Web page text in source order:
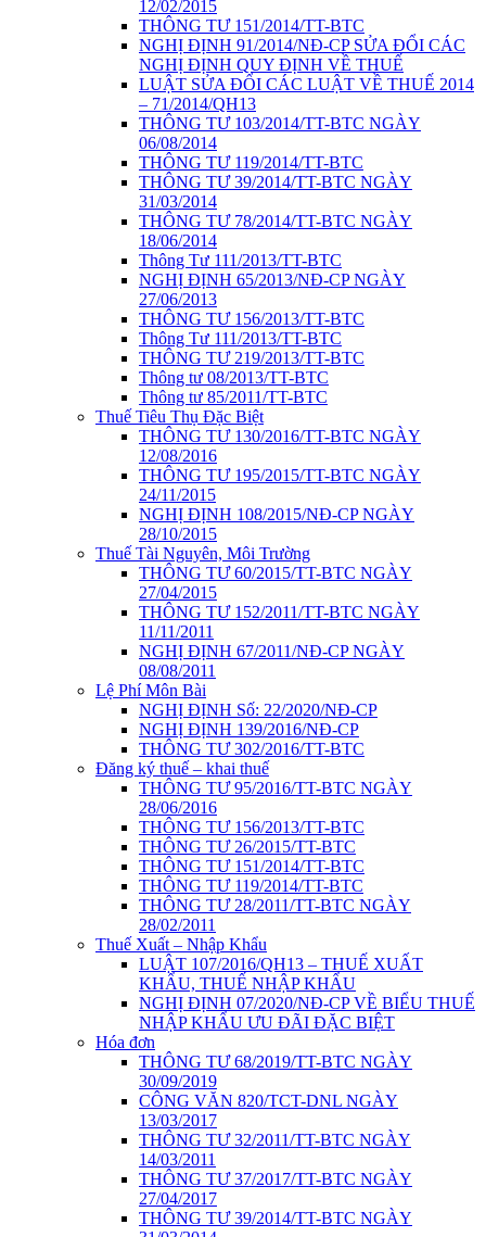
12/02/2015
THÔNG TƯ 151/2014/TT-BTC
NGHỊ ĐỊNH 91/2014/NĐ-CP SỬA ĐỔI CÁC
NGHỊ ĐỊNH QUY ĐỊNH VỀ THUẾ
LUẬT SỬA ĐỔI CÁC LUẬT VỀ THUẾ 2014
– 71/2014/QH13
THÔNG TƯ 103/2014/TT-BTC NGÀY
06/08/2014
THÔNG TƯ 119/2014/TT-BTC
THÔNG TƯ 39/2014/TT-BTC NGÀY
31/03/2014
THÔNG TƯ 78/2014/TT-BTC NGÀY
18/06/2014
Thông Tư 111/2013/TT-BTC
NGHỊ ĐỊNH 65/2013/NĐ-CP NGÀY
27/06/2013
THÔNG TƯ 156/2013/TT-BTC
Thông Tư 111/2013/TT-BTC
THÔNG TƯ 219/2013/TT-BTC
Thông tư 08/2013/TT-BTC
Thông tư 85/2011/TT-BTC
Thuế Tiêu Thụ Đặc Biệt
THÔNG TƯ 130/2016/TT-BTC NGÀY
12/08/2016
THÔNG TƯ 195/2015/TT-BTC NGÀY
24/11/2015
NGHỊ ĐỊNH 108/2015/NĐ-CP NGÀY
28/10/2015
Thuế Tài Nguyên, Môi Trường
THÔNG TƯ 60/2015/TT-BTC NGÀY
27/04/2015
THÔNG TƯ 152/2011/TT-BTC NGÀY
11/11/2011
NGHỊ ĐỊNH 67/2011/NĐ-CP NGÀY
08/08/2011
Lệ Phí Môn Bài
NGHỊ ĐỊNH Số: 22/2020/NĐ-CP
NGHỊ ĐỊNH 139/2016/NĐ-CP
THÔNG TƯ 302/2016/TT-BTC
Đăng ký thuế – khai thuế
THÔNG TƯ 95/2016/TT-BTC NGÀY
28/06/2016
THÔNG TƯ 156/2013/TT-BTC
THÔNG TƯ 26/2015/TT-BTC
THÔNG TƯ 151/2014/TT-BTC
THÔNG TƯ 119/2014/TT-BTC
THÔNG TƯ 28/2011/TT-BTC NGÀY
28/02/2011
Thuế Xuất – Nhập Khẩu
LUẬT 107/2016/QH13 – THUẾ XUẤT
KHẨU, THUẾ NHẬP KHẨU
NGHỊ ĐỊNH 07/2020/NĐ-CP VỀ BIỂU THUẾ
NHẬP KHẨU ƯU ĐÃI ĐẶC BIỆT
Hóa đơn
THÔNG TƯ 68/2019/TT-BTC NGÀY
30/09/2019
CÔNG VĂN 820/TCT-DNL NGÀY
13/03/2017
THÔNG TƯ 32/2011/TT-BTC NGÀY
14/03/2011
THÔNG TƯ 37/2017/TT-BTC NGÀY
27/04/2017
THÔNG TƯ 39/2014/TT-BTC NGÀY